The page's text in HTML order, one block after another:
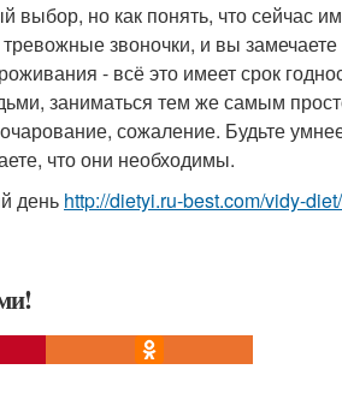
но как понять, что сейчас
звоночки, и вы замечаете
- всё это имеет срок
заниматься тем же самым
сожаление. Будьте
что они необходимы.
день http://dietyi.ru-best.com/vidy-